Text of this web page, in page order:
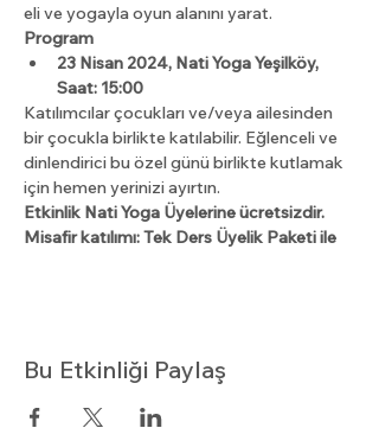
eli ve yogayla oyun alanını yarat.
Program
23 Nisan 2024, Nati Yoga Yeşilköy,
Saat: 15:00
Katılımcılar çocukları ve/veya ailesinden
bir çocukla birlikte katılabilir. Eğlenceli ve
dinlendirici bu özel günü birlikte kutlamak
için hemen yerinizi ayırtın.
Etkinlik Nati Yoga Üyelerine ücretsizdir.
Misafir katılımı: Tek Ders Üyelik Paketi ile
Bu Etkinliği Paylaş